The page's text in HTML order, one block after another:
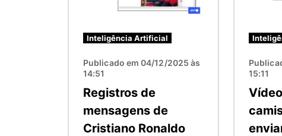
Inteligência Artificial
Publicado em 04/12/2025 às
14:51
Registros de
mensagens de
Cristiano Ronaldo
15:11